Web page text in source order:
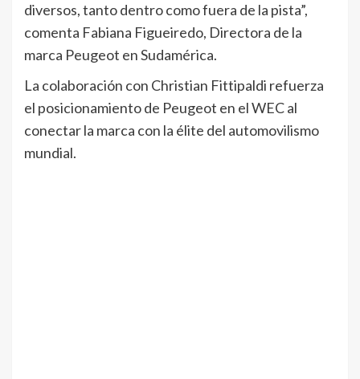
diversos, tanto dentro como fuera de la pista”,
comenta Fabiana Figueiredo, Directora de la
marca Peugeot en Sudamérica.
La colaboración con Christian Fittipaldi refuerza
el posicionamiento de Peugeot en el WEC al
conectar la marca con la élite del automovilismo
mundial.